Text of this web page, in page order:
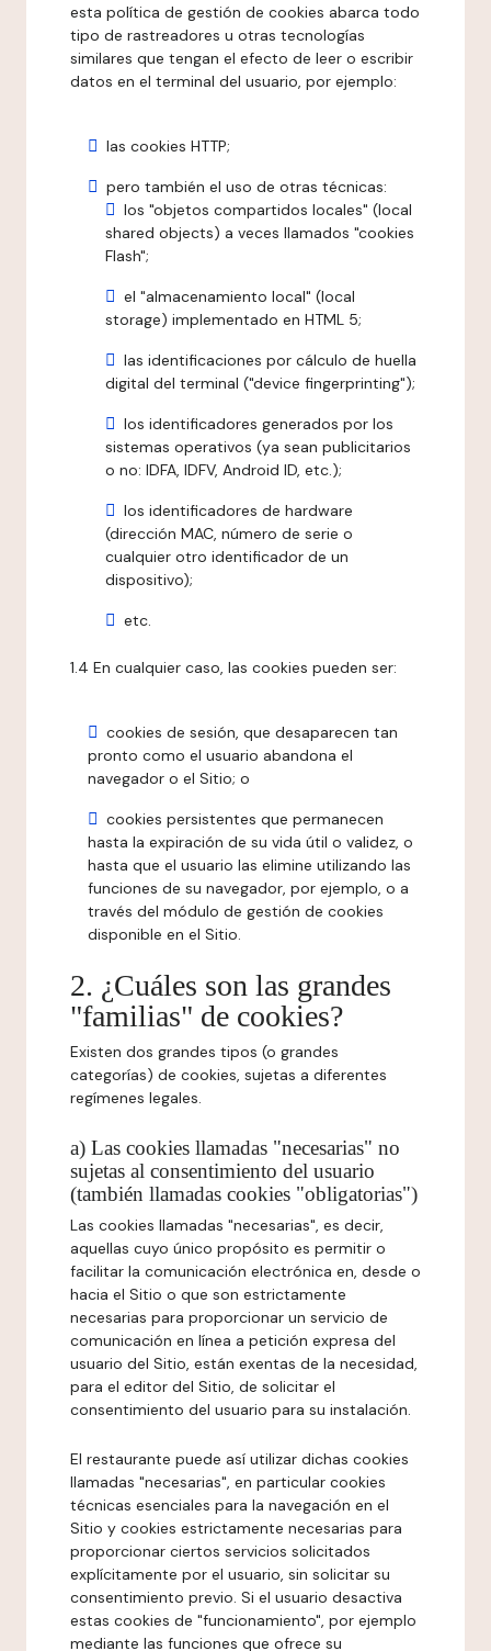
esta política de gestión de cookies abarca todo
tipo de rastreadores u otras tecnologías
similares que tengan el efecto de leer o escribir
datos en el terminal del usuario, por ejemplo:
las cookies HTTP;
pero también el uso de otras técnicas:
los "objetos compartidos locales" (local
shared objects) a veces llamados "cookies
Flash";
el "almacenamiento local" (local
storage) implementado en HTML 5;
las identificaciones por cálculo de huella
digital del terminal ("device fingerprinting");
los identificadores generados por los
sistemas operativos (ya sean publicitarios
o no: IDFA, IDFV, Android ID, etc.);
los identificadores de hardware
(dirección MAC, número de serie o
cualquier otro identificador de un
dispositivo);
etc.
1.4 En cualquier caso, las cookies pueden ser:
cookies de sesión, que desaparecen tan
pronto como el usuario abandona el
navegador o el Sitio; o
cookies persistentes que permanecen
hasta la expiración de su vida útil o validez, o
hasta que el usuario las elimine utilizando las
funciones de su navegador, por ejemplo, o a
través del módulo de gestión de cookies
disponible en el Sitio.
2. ¿Cuáles son las grandes
"familias" de cookies?
Existen dos grandes tipos (o grandes
categorías) de cookies, sujetas a diferentes
regímenes legales.
a) Las cookies llamadas "necesarias" no
sujetas al consentimiento del usuario
(también llamadas cookies "obligatorias")
Las cookies llamadas "necesarias", es decir,
aquellas cuyo único propósito es permitir o
facilitar la comunicación electrónica en, desde o
hacia el Sitio o que son estrictamente
necesarias para proporcionar un servicio de
comunicación en línea a petición expresa del
usuario del Sitio, están exentas de la necesidad,
para el editor del Sitio, de solicitar el
consentimiento del usuario para su instalación.
El restaurante puede así utilizar dichas cookies
llamadas "necesarias", en particular cookies
técnicas esenciales para la navegación en el
Sitio y cookies estrictamente necesarias para
proporcionar ciertos servicios solicitados
explícitamente por el usuario, sin solicitar su
consentimiento previo. Si el usuario desactiva
estas cookies de "funcionamiento", por ejemplo
mediante las funciones que ofrece su